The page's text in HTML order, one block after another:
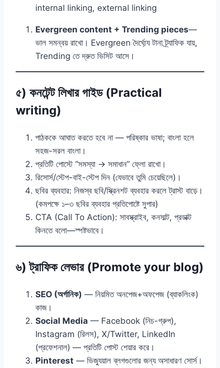
internal linking, external linking
Evergreen content + Trending pieces—
ভাল সমন্বয় রাখো। Evergreen দৈর্ঘ্য্যে টানা ট্র্যাফিক যায়,
Trending তে দ্রুত ভিসিট আসে।
৫) কনটেন্ট লিখার গাইড (Practical
writing)
পাঠককে আঘাত করতে হবে না — পরিষ্কার ভাষা; বাংলা হলে
সহজ-সরল বাংলা।
প্রতিটি পোস্টে “সমস্যা → সমাধান” ফ্লো রাখো।
রিসোর্স/স্টেপ-বাই-স্টেপ দিন (যেভাবে তুমি চেয়েছিলে)।
ছবির ব্যবহার: নিজস্ব ছবি/স্ক্রিনশট ব্যবহার করলে ট্রাস্ট বাড়ে।
(কমপক্ষে ১–৩ ছবির ব্যবহার প্রতিপোষ্টে সুপার)
CTA (Call To Action): সাবস্ক্রাইব, কনসাল্ট, প্রডাক্ট
কিনতে বলো—স্পষ্টভাবে।
৬) ট্রাফিক লেভার (Promote your blog)
SEO (অর্গানিক) — নিয়মিত অনপেজ+অফপেজ (ব্যাকলিংক)
কাজ।
Social Media — Facebook (নিচ-গ্রুপ),
Instagram (রিলস), X/Twitter, LinkedIn
(প্রফেশনাল) — প্রতিটি পোস্ট শেয়ার করে।
Pinterest — ভিজ্যুয়াল ব্লগগুলোর জন্য অসাধারণ সোর্স।